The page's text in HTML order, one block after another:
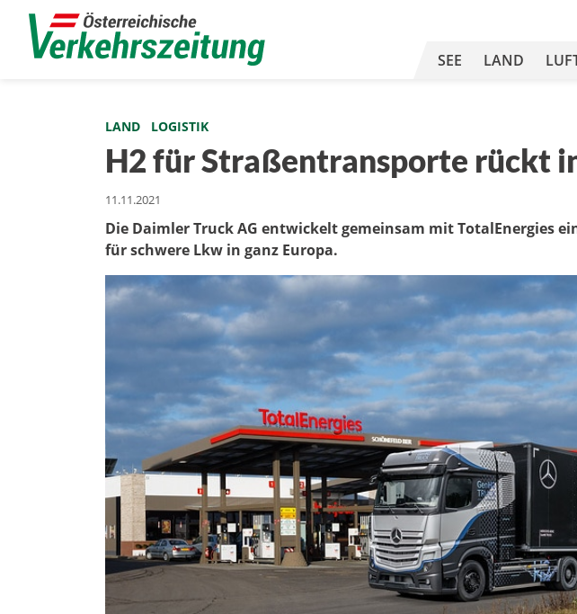
SEE LAND
LAND LOGISTIK
H2 für Straßentransporte rückt
11.11.2021
Die Daimler Truck AG entwickelt gemeinsam mit TotalEnergies
für schwere Lkw in ganz Europa.